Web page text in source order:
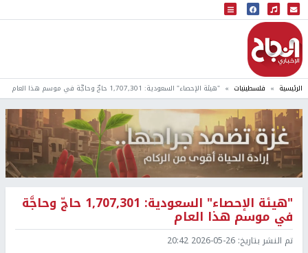
البث المباشر
إذاعة النجاح
الرئيسية فلسطينيات "هيئة الإحصاء" السعودية: 1,707,301 حاجّ وحاجَّة في موسم هذا العام
"هيئة الإحصاء" السعودية: 1,707,301 حاجّ وحاجَّة
في موسم هذا العام
تم النشر بتاريخ: 2026-05-26 20:42